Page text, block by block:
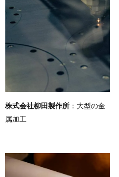
株式会社柳田製作所 ：大型の金
属加工